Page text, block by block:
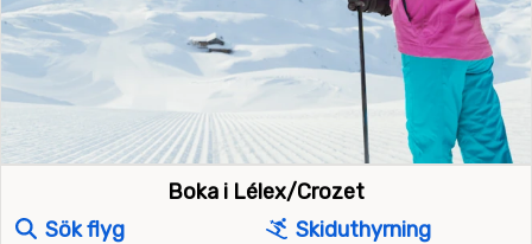
Boka i Lélex/Crozet
Sök flyg
Skiduthyrning